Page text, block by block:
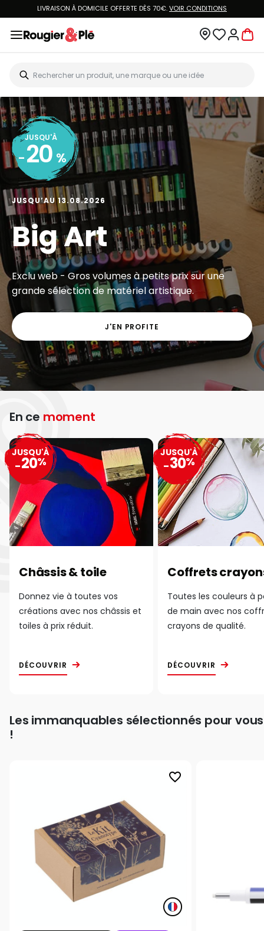
LIVRAISON À DOMICILE OFFERTE DÈS 70€.VOIR CONDITIONS
JUSQU'À
- 20 %
JUSQU’AU 13.08.2026
Big Art
Exclu web - Gros volumes à petits prix sur une
grande sélection de matériel artistique.
J'EN PROFITE
En ce moment
Châssis & toile
Donnez vie à toutes vos
créations avec nos châssis et
toiles à prix réduit.
DÉCOUVRIR
JUSQU'À
-20%
Coffrets
Toutes les couleurs à
de main avec nos
crayons de qualité.
DÉCOUVRIR
JUSQU'À
-30%
Les immanquables sélectionnés pour vous
!
favorite_border